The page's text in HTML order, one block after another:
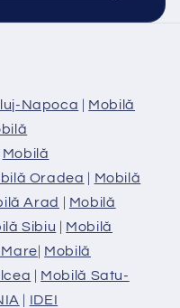
Napoca | Mobilă
Mobilă
Oradea | Mobilă
Arad | Mobilă
Sibiu | Mobilă
| Mobilă
| Mobilă Satu-
| IDEI